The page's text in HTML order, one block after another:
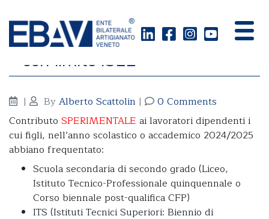
Borsa studio per figli dipendenti
– con limite ISEE
| ByAlberto Scattolin |
0 Comments
Contributo SPERIMENTALE ai lavoratori dipendenti i
cui figli, nell’anno scolastico o accademico 2024/2025
abbiano frequentato:
Scuola secondaria di secondo grado (Liceo,
Istituto Tecnico-Professionale quinquennale o
Corso biennale post-qualifica CFP)
ITS (Istituti Tecnici Superiori: Biennio di